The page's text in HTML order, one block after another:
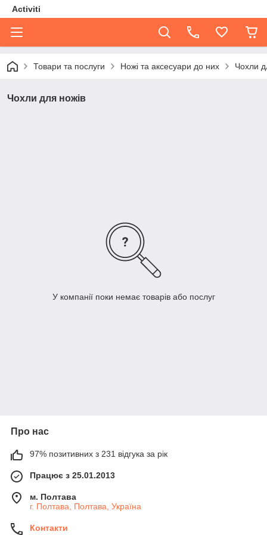
Activiti
Товари та послуги Ножі та аксесуари до них Чохли
Чохли для ножів
У компанії поки немає товарів або послуг
Про нас
97% позитивних з 231 відгука за рік
Працює з 25.01.2013
м. Полтава
г. Полтава, Полтава, Україна
Контакти